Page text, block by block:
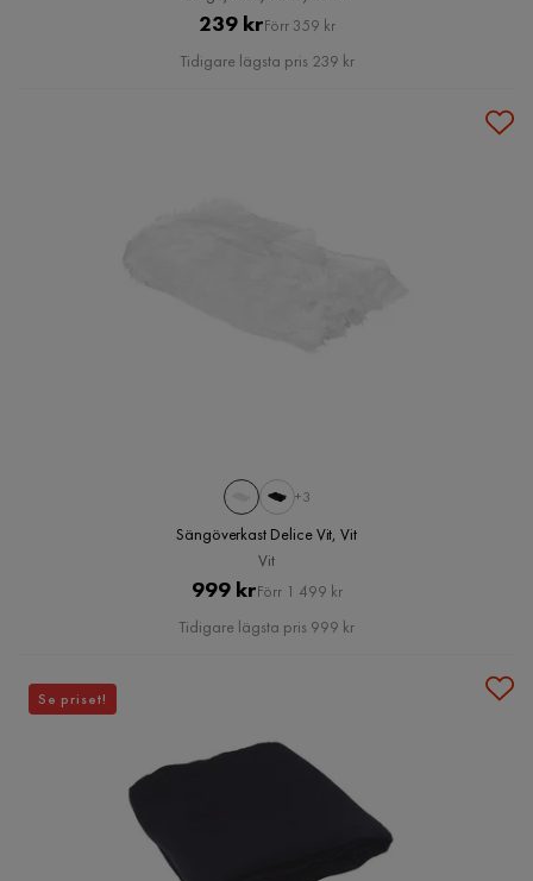
Pris
239 krOriginal
Pris
Förr 359 kr
Tidigare lägsta pris 239 kr
+3
Sängöverkast Delice Vit, Vit
Vit
Pris
999 kr Original
Pris
Förr 1 499 kr
Tidigare lägsta pris 999 kr
Se priset!